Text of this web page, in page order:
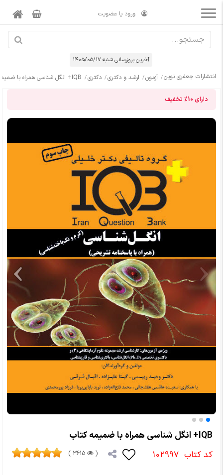
ورود یا عضویت
آخرین بروزرسانی شنبه 1405/05/17
انتشارات جعفری نوین آزمون ارشد و دکتری دکتری IQB+ انگل شناسی همراه با ضمیمه کتاب
دارای 10% تخفیف
IQB+ انگل شناسی همراه با ضمیمه کتاب
کد کتاب 102997
(
3615 )